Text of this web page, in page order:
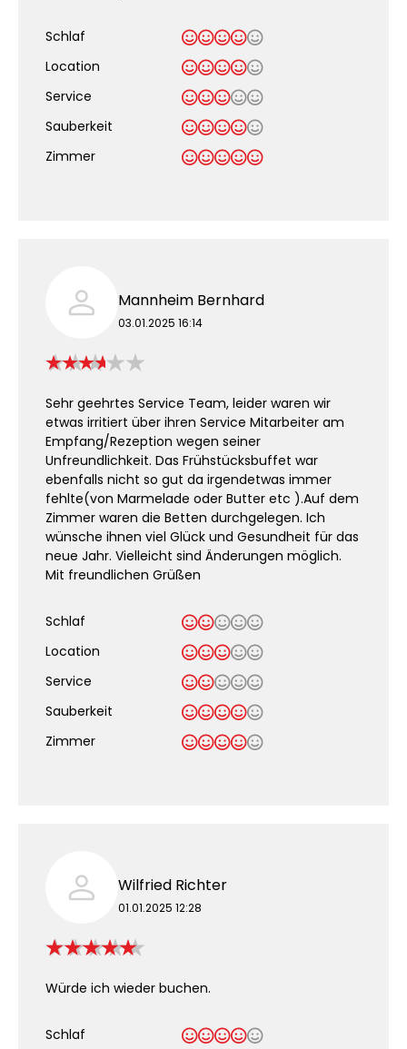
Schlaf
Location
Service
Sauberkeit
Zimmer
Mannheim Bernhard
03.01.2025 16:14
Sehr geehrtes Service Team, leider waren wir
etwas irritiert über ihren Service Mitarbeiter am
Empfang/Rezeption wegen seiner
Unfreundlichkeit. Das Frühstücksbuffet war
ebenfalls nicht so gut da irgendetwas immer
fehlte(von Marmelade oder Butter etc ).Auf dem
Zimmer waren die Betten durchgelegen. Ich
wünsche ihnen viel Glück und Gesundheit für das
neue Jahr. Vielleicht sind Änderungen möglich.
Mit freundlichen Grüßen
Schlaf
Location
Service
Sauberkeit
Zimmer
Wilfried Richter
01.01.2025 12:28
Würde ich wieder buchen.
Schlaf